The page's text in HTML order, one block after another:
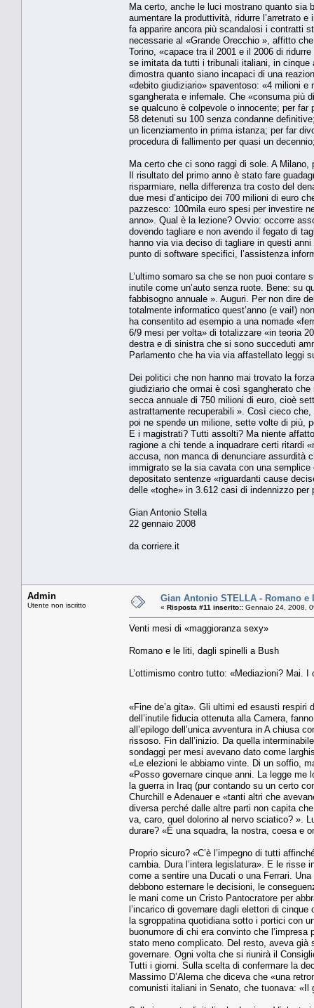
Ma certo, anche le luci mostrano quanto sia
aumentare la produttività, ridurre l’arretrato
fa apparire ancora più scandalosi i contratti
necessarie al «Grande Orecchio », affitto
Torino, «capace tra il 2001 e il 2006 di
se imitata da tutti i tribunali italiani, in
dimostra quanto siano incapaci di una
«debito giudiziario» spaventoso: «4 milioni
sgangherata e infernale. Che «consuma più
se qualcuno è colpevole o innocente; per far
58 detenuti su 100 senza condanne
un licenziamento in prima istanza; per far
procedura di fallimento per quasi un
Ma certo che ci sono raggi di sole. A
Il risultato del primo anno è stato fare
risparmiare, nella differenza tra costo del
due mesi d’anticipo dei 700 milioni di euro
pazzesco: 100mila euro spesi per investire
anno». Qual è la lezione? Ovvio: occorre
dovendo tagliare e non avendo il fegato di
hanno via via deciso di tagliare in questi
punto di software specifici, l’assistenza
L’ultimo somaro sa che se non puoi
inutile come un’auto senza ruote. Bene: su
fabbisogno annuale ». Auguri. Per non dire
totalmente informatico quest’anno (e vai!)
ha consentito ad esempio a una nomade
6/9 mesi per volta» di totalizzare «in teoria
destra e di sinistra che si sono succeduti
Parlamento che ha via via affastellato leggi
Dei politici che non hanno mai trovato la
giudiziario che ormai è così sgangherato
secca annuale di 750 milioni di euro, cioè
astrattamente recuperabili ». Così cieco
poi ne spende un milione, sette volte di più,
E i magistrati? Tutti assolti? Ma niente
ragione a chi tende a inquadrare certi ritardi
accusa, non manca di denunciare assurdità
immigrato se la sia cavata con una
depositato sentenze «riguardanti cause
delle «toghe» in 3.612 casi di indennizzo
Gian Antonio Stella
22 gennaio 2008
da corriere.it
Admin
Utente non iscritto
Gian Antonio STELLA - Romano
« Risposta #11 inserito:: Gennaio 24, 2008,
Venti mesi di «maggioranza sexy»
Romano e le liti, dagli spinelli a Bush
L’ottimismo contro tutto: «Mediazioni? Mai.
«Fine de’a gita». Gli ultimi ed esausti respiri
dell’inutile fiducia ottenuta alla Camera,
all’epilogo dell’unica avventura in A chiusa
rissoso. Fin dall’inizio. Da quella
sondaggi per mesi avevano dato come
«Le elezioni le abbiamo vinte. Di un soffio,
«Posso governare cinque anni. La legge
la guerra in Iraq (pur contando su un certo
Churchill e Adenauer e «tanti altri che
diversa perché dalle altre parti non capita
va, caro, quel dolorino al nervo sciatico? ».
durare? «È una squadra, la nostra, coesa e
Proprio sicuro? «C’è l’impegno di tutti
cambia. Dura l’intera legislatura». E le risse
come a sentire una Ducati o una Ferrari.
debbono esternare le decisioni, le
le mani come un Cristo Pantocratore per
l’incarico di governare dagli elettori di
la sgroppatina quotidiana sotto i portici con
buonumore di chi era convinto che
stato meno complicato. Del resto, aveva già
governare. Ogni volta che si riunirà il
Tutti i giorni. Sulla scelta di confermare la
Massimo D’Alema che diceva che «una
comunisti italiani in Senato, che tuonava: «Il